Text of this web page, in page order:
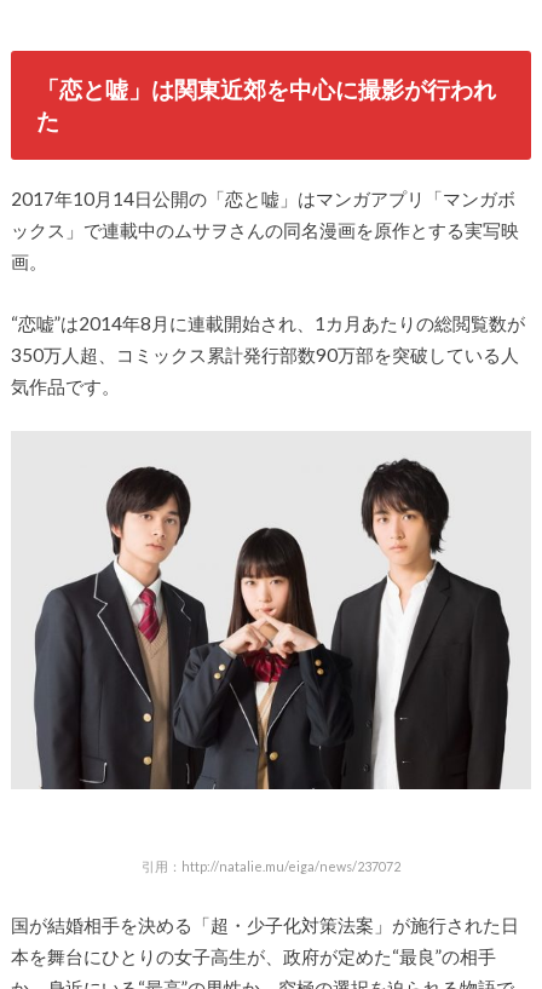
「恋と嘘」は関東近郊を中心に撮影が行われ
た
2017年10月14日公開の「恋と嘘」はマンガアプリ「マンガボ
ックス」で連載中のムサヲさんの同名漫画を原作とする実写映
画。
“恋嘘”は2014年8月に連載開始され、1カ月あたりの総閲覧数が
350万人超、コミックス累計発行部数90万部を突破している人
気作品です。
引用：http://natalie.mu/eiga/news/237072
国が結婚相手を決める「超・少子化対策法案」が施行された日
本を舞台にひとりの女子高生が、政府が定めた“最良”の相手